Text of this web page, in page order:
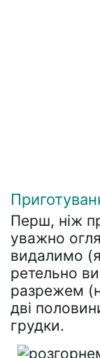
Перш, ніж
уважно
видалимо
ретельно
разрежем
дві
грудки.